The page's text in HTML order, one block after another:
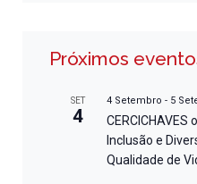
Próximos
SET
4
4 Setembro - 5
CERCICHAVES
Inclusão e
Qualidade de